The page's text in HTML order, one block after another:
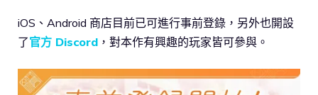
iOS、Android 商店目前已可進行事前登錄，另外也開設
了官方 Discord ，對本作有興趣的玩家皆可參與。